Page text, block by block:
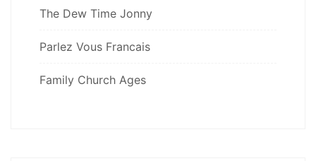
The Dew Time Jonny
Parlez Vous Francais
Family Church Ages